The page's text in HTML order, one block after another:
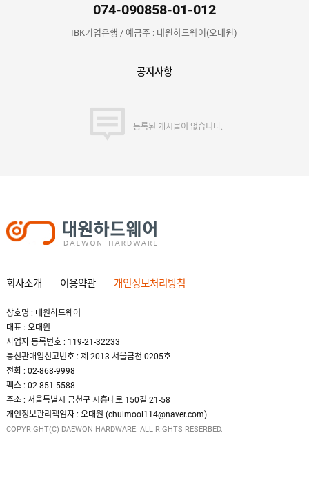
074-090858-01-012
IBK기업은행 / 예금주 : 대원하드웨어(오대원)
공지사항
등록된 게시물이 없습니다.
회사소개 이용약관 개인정보처리방침
상호명 : 대원하드웨어
대표 : 오대원
사업자 등록번호 : 119-21-32233
통신판매업신고번호 : 제 2013-서울금천-0205호
전화 : 02-868-9998
팩스 : 02-851-5588
주소 : 서울특별시 금천구 시흥대로 150길 21-58
개인정보관리책임자 : 오대원 (chulmool114@naver.com)
COPYRIGHT(C) DAEWON HARDWARE. ALL RIGHTS RESERBED.